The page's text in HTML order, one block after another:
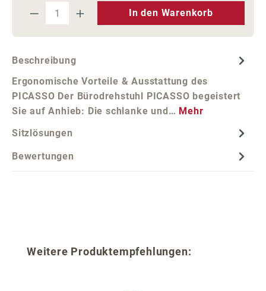
Produkt Anzahl: Gib den
In den Warenkorb
Beschreibung
Ergonomische Vorteile & Ausstattung des
PICASSO Der Bürodrehstuhl PICASSO begeistert
Sie auf Anhieb: Die schlanke und… Mehr
Sitzlösungen
Bewertungen
Produktgalerie überspringen
Weitere Produktempfehlungen: